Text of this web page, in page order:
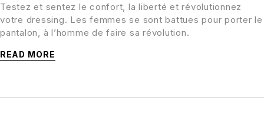
Testez et sentez le confort, la liberté et révolutionnez
votre dressing. Les femmes se sont battues pour porter le
pantalon, à l’homme de faire sa révolution.
READ MORE